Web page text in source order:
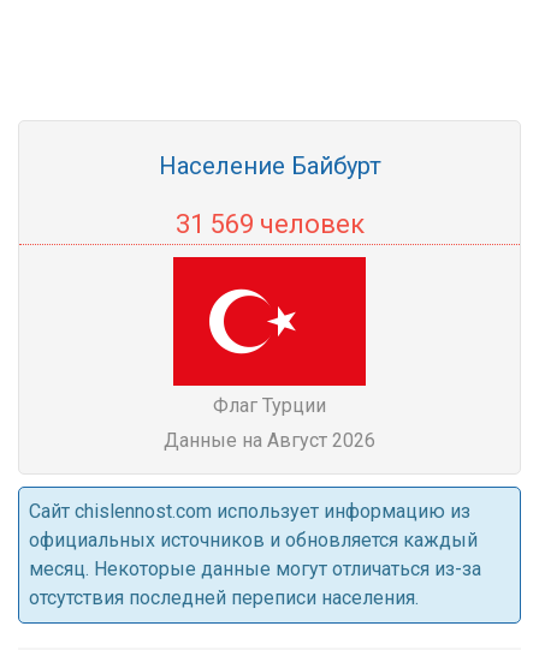
Население Байбурт
31 569 человек
Флаг Турции
Данные на Август 2026
Cайт chislennost.com использует информацию из
официальных источников и обновляется каждый
месяц. Некоторые данные могут отличаться из-за
отсутствия последней переписи населения.